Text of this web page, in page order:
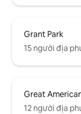
Grant Park
15 người địa
Great
12 người địa